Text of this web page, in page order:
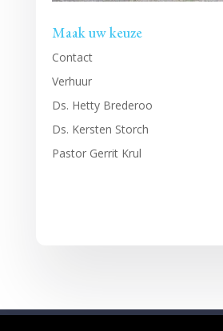
Maak uw keuze
Contact
Verhuur
Ds. Hetty Brederoo
Ds. Kersten Storch
Pastor Gerrit Krul